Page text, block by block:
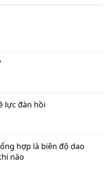
lực đàn hồi
hợp là biên độ dao
nào